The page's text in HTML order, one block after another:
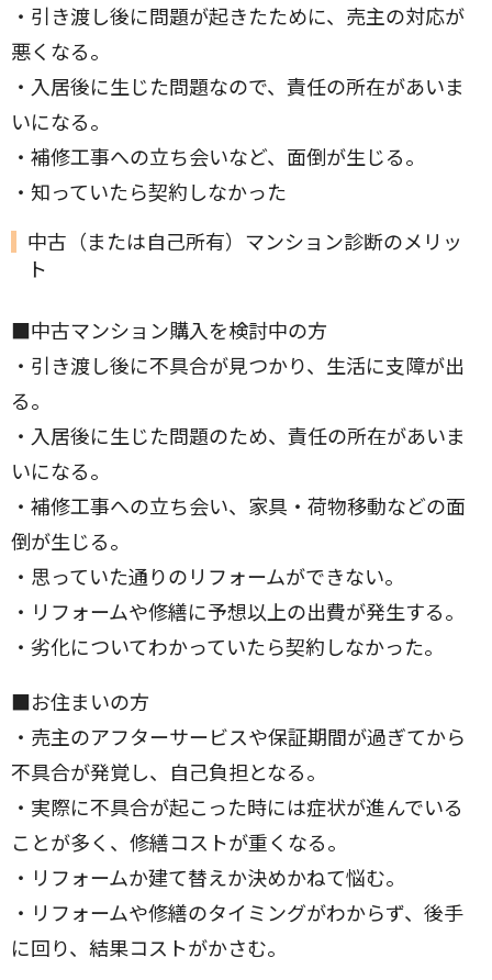
・引き渡し後に問題が起きたために、売主の対応が
悪くなる。
・入居後に生じた問題なので、責任の所在があいま
いになる。
・補修工事への立ち会いなど、面倒が生じる。
・知っていたら契約しなかった
中古（または自己所有）マンション診断のメリッ
ト
■中古マンション購入を検討中の方
・引き渡し後に不具合が見つかり、生活に支障が出
る。
・入居後に生じた問題のため、責任の所在があいま
いになる。
・補修工事への立ち会い、家具・荷物移動などの面
倒が生じる。
・思っていた通りのリフォームができない。
・リフォームや修繕に予想以上の出費が発生する。
・劣化についてわかっていたら契約しなかった。
■お住まいの方
・売主のアフターサービスや保証期間が過ぎてから
不具合が発覚し、自己負担となる。
・実際に不具合が起こった時には症状が進んでいる
ことが多く、修繕コストが重くなる。
・リフォームか建て替えか決めかねて悩む。
・リフォームや修繕のタイミングがわからず、後手
に回り、結果コストがかさむ。